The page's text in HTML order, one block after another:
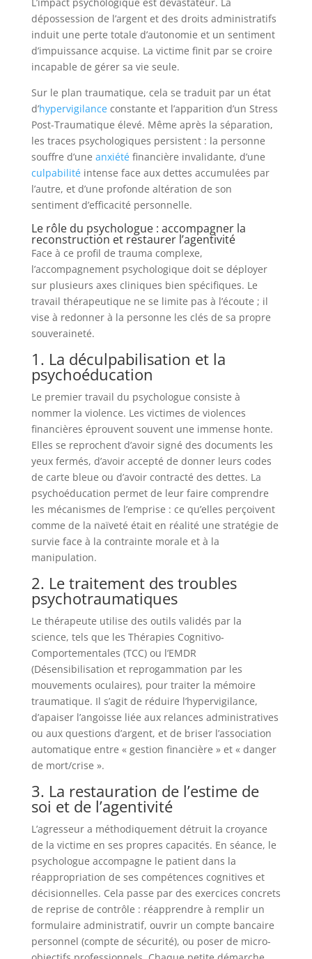
dépossession de l’argent et des droits administratifs
induit une perte totale d’autonomie et un sentiment
d’impuissance acquise. La victime finit par se croire
incapable de gérer sa vie seule.
Sur le plan traumatique, cela se traduit par un état
d’hypervigilanceconstante et l’apparition d’un Stress
Post-Traumatique élevé. Même après la séparation,
les traces psychologiques persistent : la personne
souffre d’une anxiétéfinancière invalidante, d’une
culpabilitéintense face aux dettes accumulées par
l’autre, et d’une profonde altération de son
sentiment d’efficacité personnelle.
Le rôle du psychologue : accompagner la
reconstruction et restaurer l’agentivité
Face à ce profil de trauma complexe,
l’accompagnement psychologique doit se déployer
sur plusieurs axes cliniques bien spécifiques. Le
travail thérapeutique ne se limite pas à l’écoute ; il
vise à redonner à la personne les clés de sa propre
souveraineté.
1. La déculpabilisation et la
psychoéducation
Le premier travail du psychologue consiste à
nommer la violence. Les victimes de violences
financières éprouvent souvent une immense honte.
Elles se reprochent d’avoir signé des documents les
yeux fermés, d’avoir accepté de donner leurs codes
de carte bleue ou d’avoir contracté des dettes. La
psychoéducation permet de leur faire comprendre
les mécanismes de l’emprise : ce qu’elles perçoivent
comme de la naïveté était en réalité une stratégie de
survie face à la contrainte morale et à la
manipulation.
2. Le traitement des troubles
psychotraumatiques
Le thérapeute utilise des outils validés par la
science, tels que les Thérapies Cognitivo-
Comportementales (TCC) ou l’EMDR
(Désensibilisation et reprogammation par les
mouvements oculaires), pour traiter la mémoire
traumatique. Il s’agit de réduire l’hypervigilance,
d’apaiser l’angoisse liée aux relances administratives
ou aux questions d’argent, et de briser l’association
automatique entre « gestion financière » et « danger
de mort/crise ».
3. La restauration de l’estime de
soi et de l’agentivité
L’agresseur a méthodiquement détruit la croyance
de la victime en ses propres capacités. En séance, le
psychologue accompagne le patient dans la
réappropriation de ses compétences cognitives et
décisionnelles. Cela passe par des exercices concrets
de reprise de contrôle : réapprendre à remplir un
formulaire administratif, ouvrir un compte bancaire
personnel (compte de sécurité), ou poser de micro-